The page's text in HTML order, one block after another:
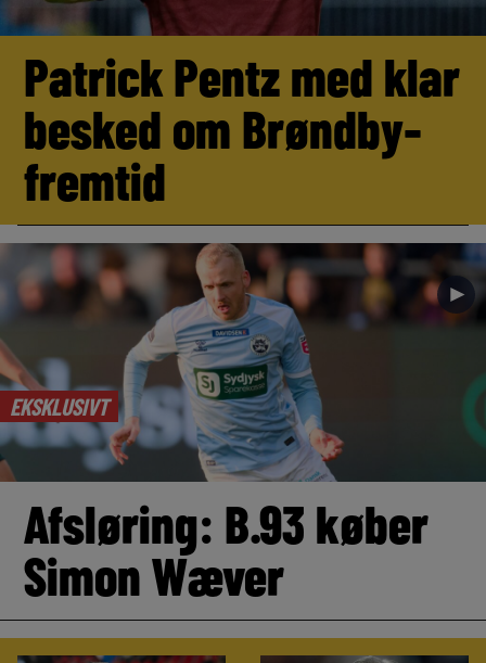
Patrick Pentz med klar
besked om Brøndby-
fremtid
EKSKLUSIVT
►
Afsløring: B.93 køber
Simon Wæver